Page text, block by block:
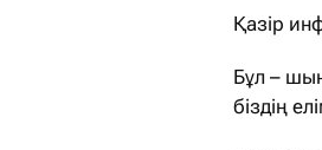
Қазір
Бұл –
біздің